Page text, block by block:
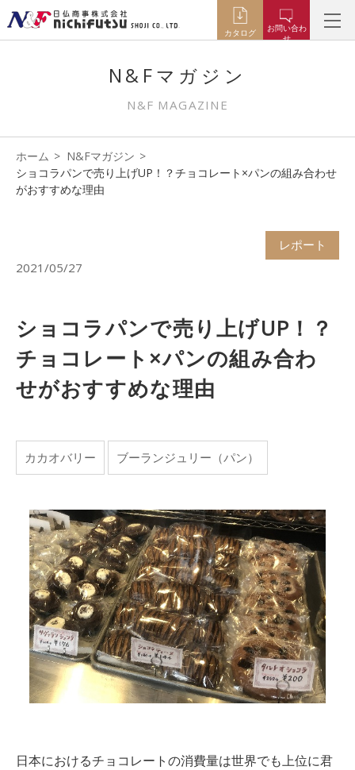
カタログ
お問い合わ
せ
N&Fマガジン
N&F MAGAZINE
ホーム
N&Fマガジン
ショコラパンで売り上げUP！？チョコレート×パンの組み合わせ
がおすすめな理由
レポート
2021/05/27
ショコラパンで売り上げUP！？
チョコレート×パンの組み合わ
せがおすすめな理由
カカオバリー ブーランジュリー（パン）
日本におけるチョコレートの消費量は世界でも上位に君